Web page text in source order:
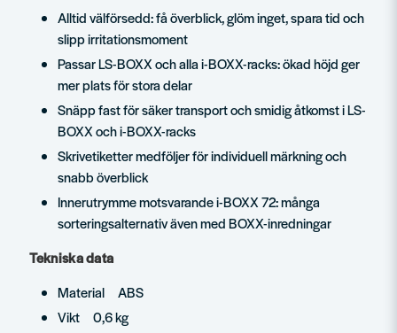
Alltid välförsedd: få överblick, glöm inget, spara tid och
slipp irritationsmoment
Passar LS-BOXX och alla i-BOXX-racks: ökad höjd ger
mer plats för stora delar
Snäpp fast för säker transport och smidig åtkomst i LS-
BOXX och i-BOXX-racks
Skrivetiketter medföljer för individuell märkning och
snabb överblick
Innerutrymme motsvarande i-BOXX 72: många
sorteringsalternativ även med BOXX-inredningar
Tekniska data
Material ABS
Vikt 0,6 kg